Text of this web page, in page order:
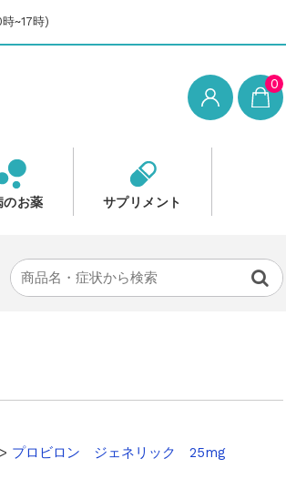
~17時)
0
のお薬 サプリメント
> プロビロン ジェネリック 25mg